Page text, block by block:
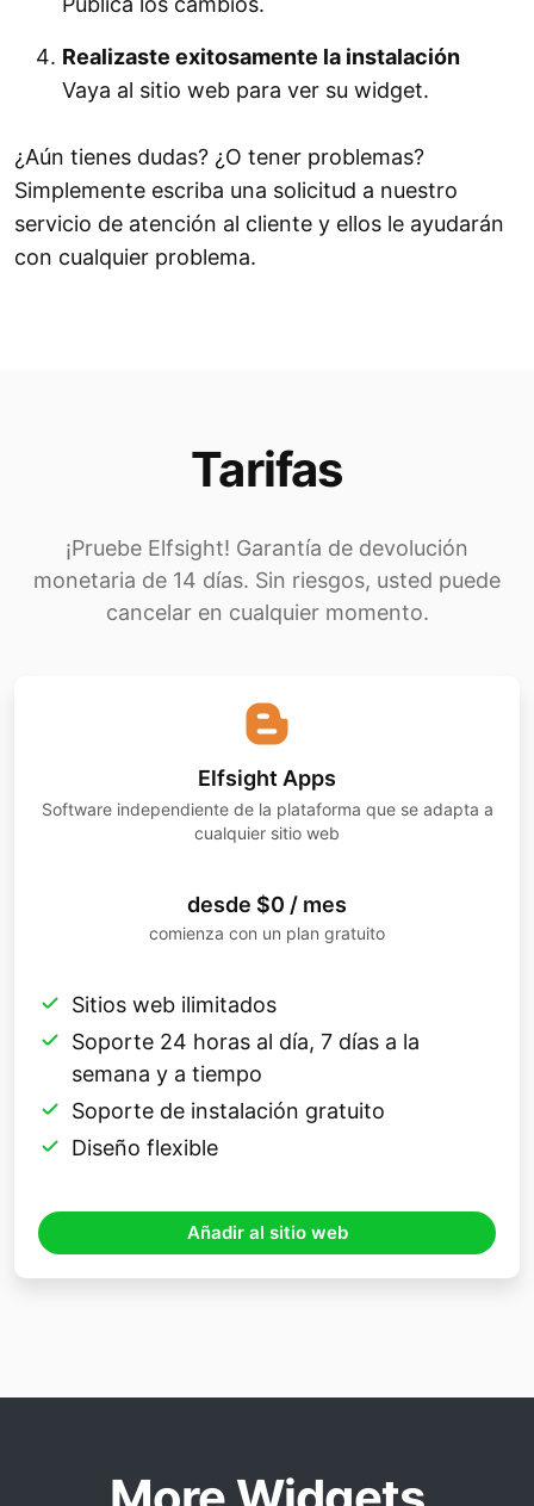
Realizaste exitosamente la instalación
Vaya al sitio web para ver su widget.
¿Aún tienes dudas? ¿O tener problemas?
Simplemente escriba una solicitud a nuestro
servicio de atención al cliente y ellos le ayudarán
con cualquier problema.
Tarifas
¡Pruebe Elfsight! Garantía de devolución
monetaria de 14 días. Sin riesgos, usted puede
cancelar en cualquier momento.
Elfsight Apps
Software independiente de la plataforma que se adapta a
cualquier sitio web
desde $0 / mes
comienza con un plan gratuito
Sitios web ilimitados
Soporte 24 horas al día, 7 días a la
semana y a tiempo
Soporte de instalación gratuito
Diseño flexible
Añadir al sitio web